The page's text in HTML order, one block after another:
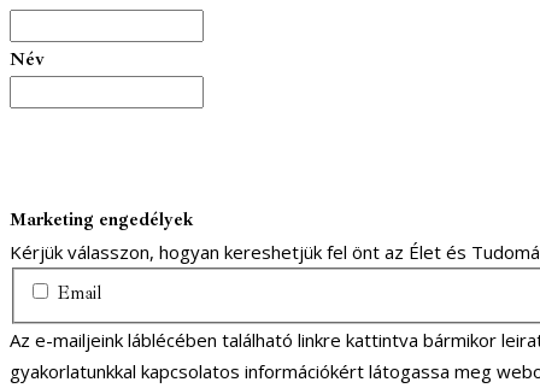
Név
Marketing engedélyek
Kérjük válasszon, hogyan kereshetjük fel önt az Élet és
Email
Az e-mailjeink láblécében található linkre kattintva bármikor
gyakorlatunkkal kapcsolatos információkért látogassa meg